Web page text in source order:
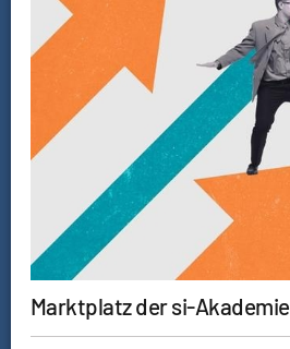
Marktplatz der si-Akademie